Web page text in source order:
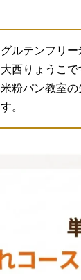
グルテンフリー
大西りょうこで
米粉パン教室
す。